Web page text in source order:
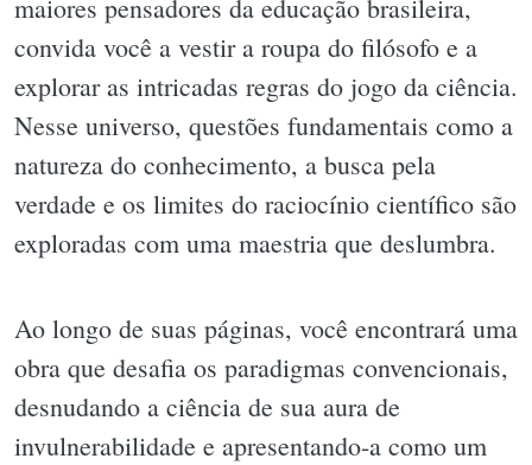
maiores pensadores da educação brasileira,
convida você a vestir a roupa do filósofo e a
explorar as intricadas regras do jogo da ciência.
Nesse universo, questões fundamentais como a
natureza do conhecimento, a busca pela
verdade e os limites do raciocínio científico são
exploradas com uma maestria que deslumbra.
Ao longo de suas páginas, você encontrará uma
obra que desafia os paradigmas convencionais,
desnudando a ciência de sua aura de
invulnerabilidade e apresentando-a como um